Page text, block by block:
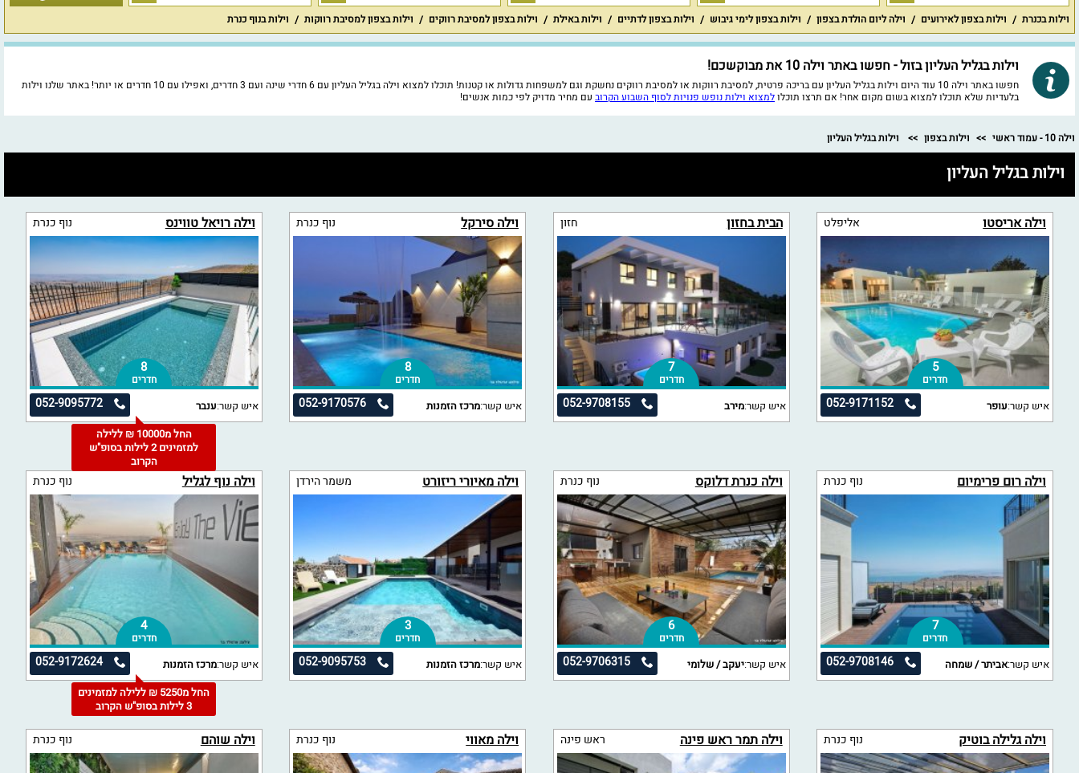
וילות בכנרת וילות בצפון לאירועים וילה ליום הולדת בצפון וילות בצפון לימי גיבוש וילות בצפון לדתיים וילות באילת וילות בצפון למסיבת רווקים וילות בצפון למסיבת רווקות וילות בנוף כנרת
וילות בגליל העליון בזול - חפשו באתר וילה 10 את מבוקשכם!
חפשו באתר וילה 10 עוד היום וילות בגליל העליון עם בריכה פרטית, למסיבת רווקות או למסיבת רווקים נחשקת וגם למשפחות גדולות או קטנות! תוכלו למצוא וילה בגליל העליון עם 6 חדרי שינה ועם 3 חדרים, ואפילו עם 10 חדרים או יותר! באתר שלנו וילות
בלעדיות שלא תוכלו למצוא בשום מקום אחר! אם תרצו תוכלולמצוא וילות נופש פנויות לסוף השבוע הקרוב עם מחיר מדויק לפי כמות אנשים!
וילה 10 - עמוד ראשי וילות בצפון וילות בגליל העליון
וילות בגליל העליון
וילה אריסטו אליפלט
5
חדרים
052-9171152 איש קשר:עופר
הבית בחזון חזון
7
חדרים
052-9708155 איש קשר:מירב
וילה סירקל נוף כנרת
8
חדרים
052-9170576 איש קשר:מרכז הזמנות
וילה רויאל טווינס נוף כנרת
8
חדרים
052-9095772 איש קשר:ענבר
החל מ10000 ₪ ללילה
למזמינים 2 לילות בסופ"ש
הקרוב
וילה רום פרימיום נוף כנרת
7
חדרים
052-9708146 איש קשר:אביתר / שמחה
וילה כנרת דלוקס נוף כנרת
6
חדרים
052-9706315 איש קשר:יעקב / שלומי
וילה מאיורי ריזורט משמר הירדן
3
חדרים
052-9095753 איש קשר:מרכז הזמנות
וילה נוף לגליל נוף כנרת
4
חדרים
052-9172624 איש קשר:מרכז הזמנות
החל מ5250 ₪ ללילה למזמינים
3 לילות בסופ"ש הקרוב
וילה גלילה בוטיק נוף כנרת וילה תמר ראש פינה ראש פינה וילה מאווי נוף כנרת וילה שוהם נוף כנרת